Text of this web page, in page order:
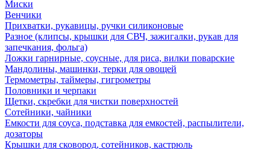
Миски
Венчики
Прихватки, рукавицы, ручки силиконовые
Разное (клипсы, крышки для СВЧ, зажигалки, рукав для
запечкания, фольга)
Ложки гарнирные, соусные, для риса, вилки поварские
Мандолины, машинки, терки для овощей
Термометры, таймеры, гигрометры
Половники и черпаки
Щетки, скребки для чистки поверхностей
Сотейники, чайники
Емкости для соуса, подставка для емкостей, распылители,
дозаторы
Крышки для сковород, сотейников, кастрюль